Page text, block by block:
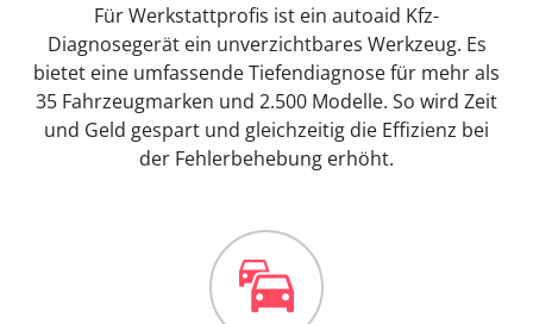
Für Werkstattprofis ist ein autoaid Kfz-
Diagnosegerät ein unverzichtbares Werkzeug. Es
bietet eine umfassende Tiefendiagnose für mehr als
35 Fahrzeugmarken und 2.500 Modelle. So wird Zeit
und Geld gespart und gleichzeitig die Effizienz bei
der Fehlerbehebung erhöht.